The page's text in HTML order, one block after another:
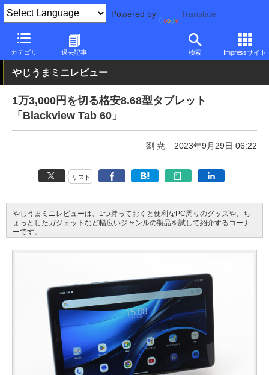
Powered by Translate
カテゴリ 過去記事 検索 Impressサイト
PC Watch パソコン/タブレット/スマートフォン タブレット
やじうまミニレビュー
1万3,000円を切る格安8.68型タブレット
「Blackview Tab 60」
劉 尭 2023年9月29日 06:22
リスト
やじうまミニレビューは、1つ持っておくと便利なPC周りのグッズや、ち
ょっとしたガジェットなど幅広いジャンルの製品を試して紹介するコーナ
ーです。